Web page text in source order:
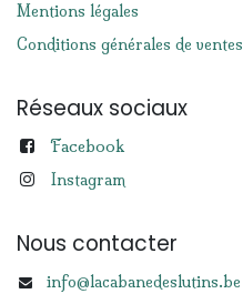
Mentions légales
Conditions générales de ventes
Réseaux sociaux
Facebook
Instagram
Nous contacter
info@lacabanedeslutins.be